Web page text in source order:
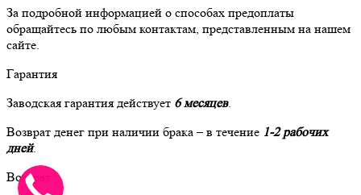
За подробной информацией о способах предоплаты
обращайтесь по любым контактам, представленным на нашем
сайте.
Гарантия
Заводская гарантия действует 6 месяцев.
Возврат денег при наличии брака – в течение 1-2 рабочих
дней.
Возврат